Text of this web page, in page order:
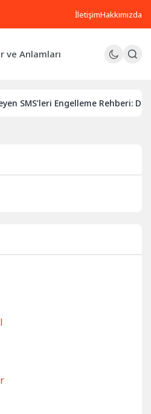
İletişimHakkımızda
ve Anlamları
Engelleme Rehberi: Dijital